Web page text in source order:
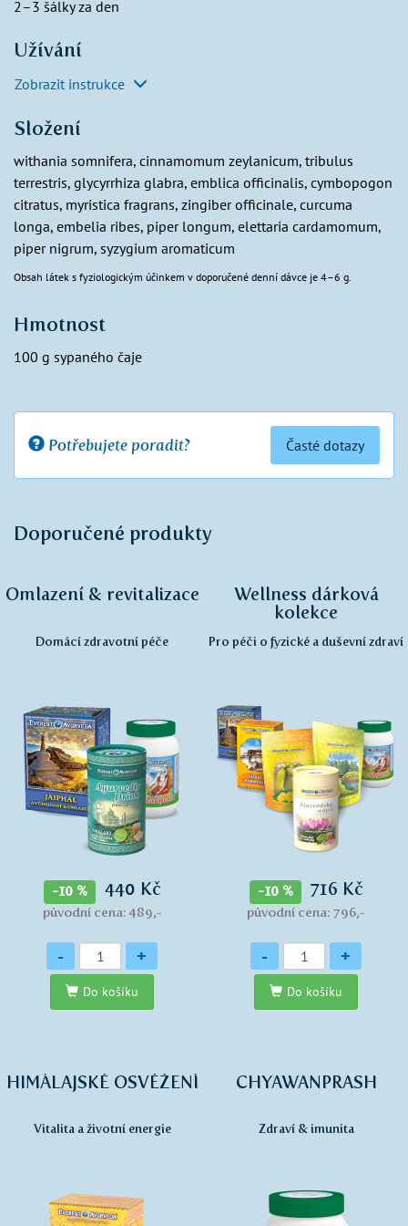
2–3 šálky za den
Užívání
Zobrazit instrukce
Složení
withania somnifera, cinnamomum zeylanicum, tribulus
terrestris, glycyrrhiza glabra, emblica officinalis, cymbopogon
citratus, myristica fragrans, zingiber officinale, curcuma
longa, embelia ribes, piper longum, elettaria cardamomum,
piper nigrum, syzygium aromaticum
Obsah látek s fyziologickým účinkem v doporučené denní dávce je 4–6 g.
Hmotnost
100 g sypaného čaje
Potřebujete poradit? Časté dotazy
Doporučené produkty
Omlazení & revitalizace
Domácí zdravotní péče
-10 % 440 Kč
původní cena: 489,-
Množství
- +
Do košíku
Wellness dárková
kolekce
Pro péči o fyzické a duševní zdraví
-10 % 716 Kč
původní cena: 796,-
Množství
- +
Do košíku
HIMÁLAJSKÉ OSVĚŽENÍ
Vitalita a životní energie
CHYAWANPRASH
Zdraví & imunita